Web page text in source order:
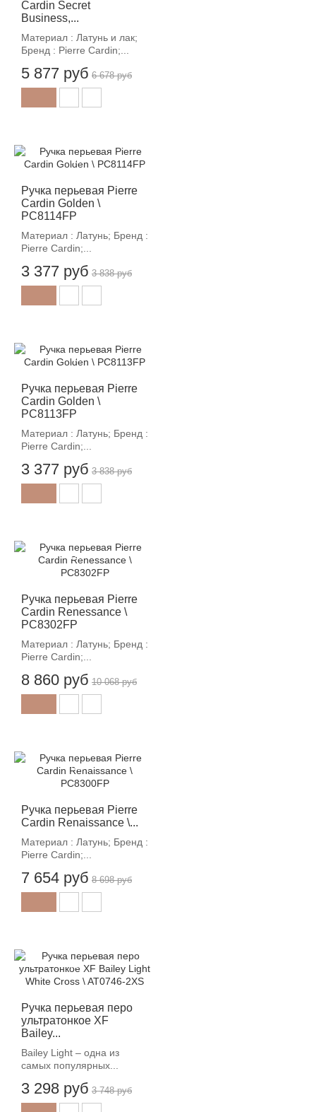
Cardin Secret
Business,...
Материал : Латунь и лак;
Бренд : Pierre Cardin;...
5 877 руб 6 678 руб
Ручка перьевая Pierre
Cardin Golden \
PC8114FP
Материал : Латунь; Бренд :
Pierre Cardin;...
3 377 руб
-12%
3 838 руб
Ручка перьевая Pierre
Cardin Golden \
PC8113FP
Материал : Латунь; Бренд :
Pierre Cardin;...
3 377 руб
-12%
3 838 руб
Ручка перьевая Pierre
Cardin Renessance \
PC8302FP
Материал : Латунь; Бренд :
Pierre Cardin;...
8 860 руб
-12%
10 068 руб
Ручка перьевая Pierre
Cardin Renaissance \...
Материал : Латунь; Бренд :
Pierre Cardin;...
7 654 руб
-12%
8 698 руб
Ручка перьевая перо
ультратонкое XF
Bailey...
Bailey Light – одна из
самых популярных...
3 298 руб
-12%
3 748 руб